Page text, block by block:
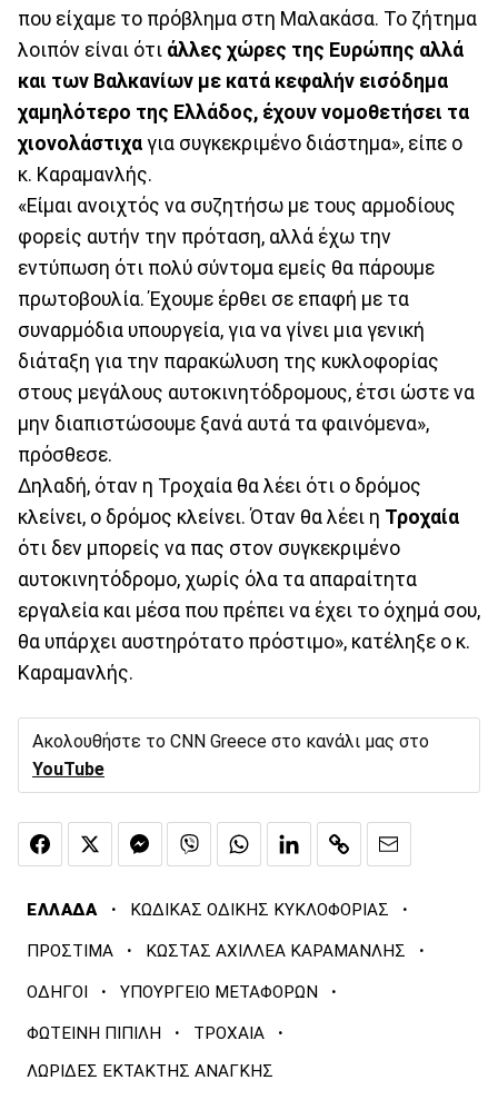
που είχαμε το πρόβλημα στη Μαλακάσα. Το ζήτημα
λοιπόν είναι ότι άλλες χώρες της Ευρώπης αλλά
και των Βαλκανίων με κατά κεφαλήν εισόδημα
χαμηλότερο της Ελλάδος, έχουν νομοθετήσει τα
χιονολάστιχα για συγκεκριμένο διάστημα», είπε ο
κ. Καραμανλής.
«Είμαι ανοιχτός να συζητήσω με τους αρμοδίους
φορείς αυτήν την πρόταση, αλλά έχω την
εντύπωση ότι πολύ σύντομα εμείς θα πάρουμε
πρωτοβουλία. Έχουμε έρθει σε επαφή με τα
συναρμόδια υπουργεία, για να γίνει μια γενική
διάταξη για την παρακώλυση της κυκλοφορίας
στους μεγάλους αυτοκινητόδρομους, έτσι ώστε να
μην διαπιστώσουμε ξανά αυτά τα φαινόμενα»,
πρόσθεσε.
Δηλαδή, όταν η Τροχαία θα λέει ότι ο δρόμος
κλείνει, ο δρόμος κλείνει. Όταν θα λέει η Τροχαία
ότι δεν μπορείς να πας στον συγκεκριμένο
αυτοκινητόδρομο, χωρίς όλα τα απαραίτητα
εργαλεία και μέσα που πρέπει να έχει το όχημά σου,
θα υπάρχει αυστηρότατο πρόστιμο», κατέληξε ο κ.
Καραμανλής.
Ακολουθήστε το CNN Greece στο κανάλι μας στο
YouTube
ΕΛΛΑΔΑ · ΚΩΔΙΚΑΣ ΟΔΙΚΗΣ ΚΥΚΛΟΦΟΡΙΑΣ ·
ΠΡΟΣΤΙΜΑ · ΚΩΣΤΑΣ ΑΧΙΛΛΕΑ ΚΑΡΑΜΑΝΛΗΣ ·
ΟΔΗΓΟΙ · ΥΠΟΥΡΓΕΙΟ ΜΕΤΑΦΟΡΩΝ ·
ΦΩΤΕΙΝΗ ΠΙΠΙΛΗ · ΤΡΟΧΑΙΑ ·
ΛΩΡΙΔΕΣ ΕΚΤΑΚΤΗΣ ΑΝΑΓΚΗΣ